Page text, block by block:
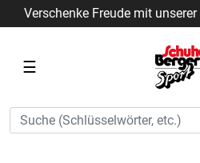
Verschenke Freude mit unserer
☰